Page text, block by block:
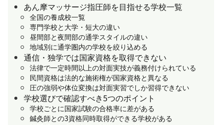
あん摩マッサージ指圧師を目指せる学校一覧
全国の養成校一覧
専門学校と大学・短大の違い
昼間部と夜間部の通学スタイルの違い
地域別に通学圏内の学校を絞り込める
通信・独学では国家資格を取得できない
法律で一定時間以上の対面実技が義務付けられている
民間資格は法的な施術権が国家資格と異なる
圧の強弱や体位変換は対面実習でしか習得できない
学校選びで確認すべき5つのポイント
学校ごとに国家試験の合格率に差がある
鍼灸師との3資格同時取得ができる学校がある